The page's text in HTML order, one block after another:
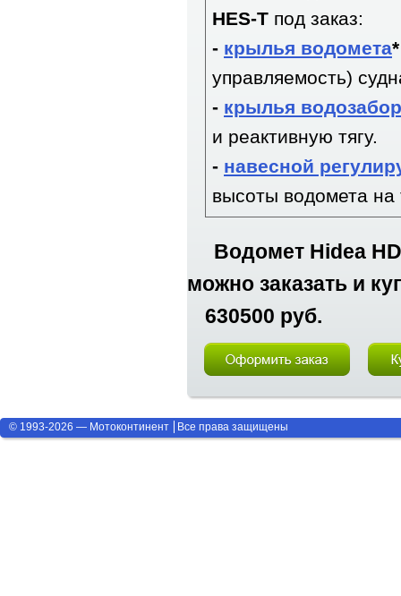
HES-T под заказ:
- крылья водомета
управляемость)
- крылья
и реактивную тягу.
- навесной
высоты водомета на
Водомет Hidea
можно заказать и
630500 руб.
© 1993-2026 — Мотоконтинент Все права защищены